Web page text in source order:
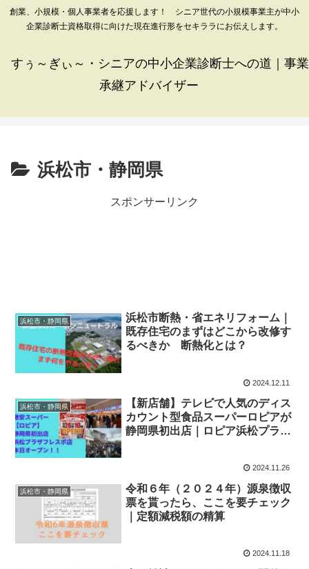
創業、小規模・個人事業者を応援します！ シニア世代の小規模事業主が中小
企業診断士資格取得に向けた現在進行形をセキララにお伝えします。
すぅ～ぎぃ～・シニアの中小企業診断士への道｜事業
承継アドバイザー
浜松市・静岡県
スポンサーリンク
浜松市・静岡県
浜松市断熱・省エネリフォーム｜
既存住宅のまずはどこから改修す
るべきか 断熱化とは？
2024.12.11
浜松市・静岡県
【新店舗】テレビで人気のディス
カウント型食品スーパーロピアが
静岡県初出店｜ロピア浜松プラザ
2024.11.26
浜松市・静岡県
令和６年（２０２４年）源泉徴収
票を貰ったら、ここを要チェック
｜定額減税額の精算
2024.11.18